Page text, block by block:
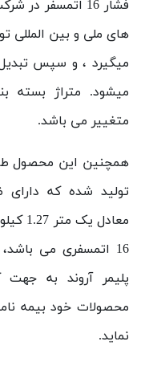
فشار 16 اتمسفر
های ملی و بین المللی
میشود. متراژ
متغییر می باشد.
همچنین این محصول
16 اتمسفری می
پلیمر آروند به
نماید.